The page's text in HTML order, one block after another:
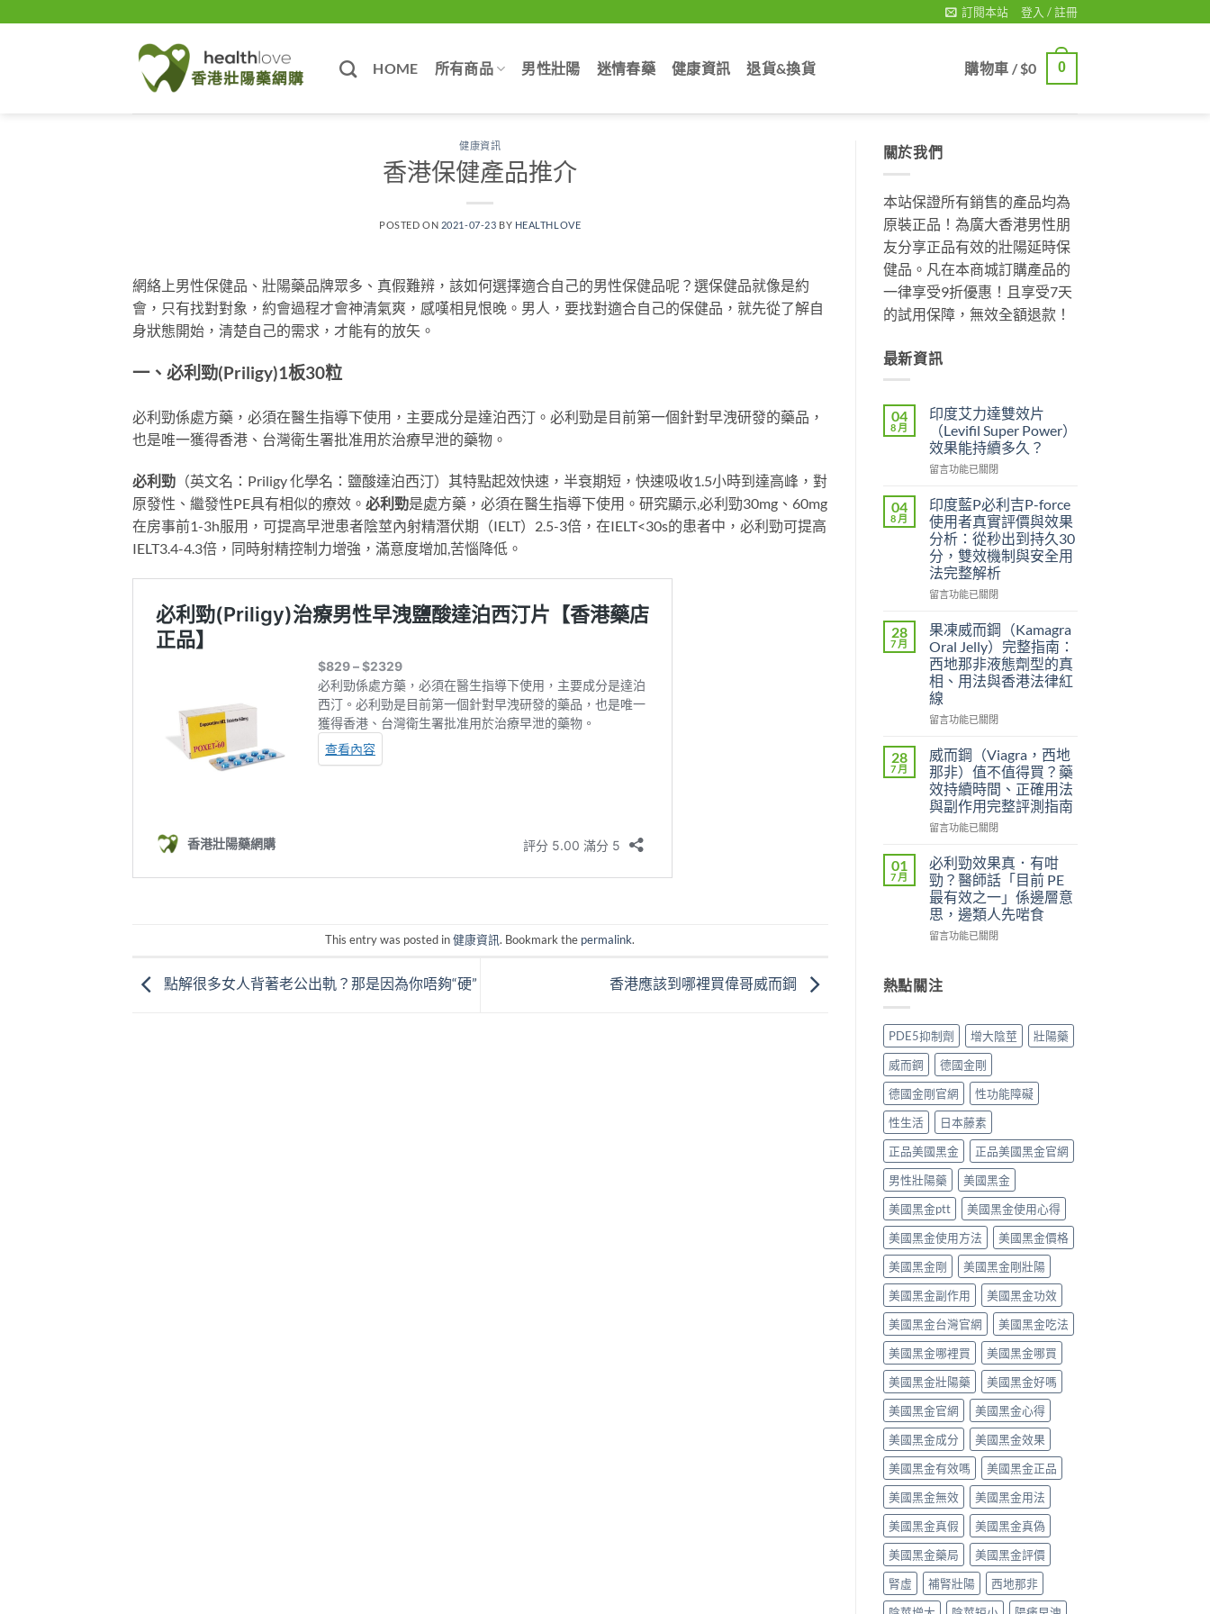
訂閱本站 登入 / 註冊
HOME 所有商品 男性壯陽 迷情春藥 健康資訊 退貨&換貨 購物車 /$0 0
健康資訊
香港保健產品推介
POSTED ON 2021-07-23 BY HEALTHLOVE
網絡上男性保健品、壯陽藥品牌眾多、真假難辨，該如何選擇適合自己的男性保健品呢？選保健品就像是約
會，只有找對對象，約會過程才會神清氣爽，感嘆相見恨晚。男人，要找對適合自己的保健品，就先從了解自
身狀態開始，清楚自己的需求，才能有的放矢。
一、必利勁(Priligy)1板30粒
必利勁係處方藥，必須在醫生指導下使用，主要成分是達泊西汀。必利勁是目前第一個針對早洩研發的藥品，
也是唯一獲得香港、台灣衛生署批准用於治療早泄的藥物。
必利勁 （英文名：Priligy 化學名：鹽酸達泊西汀）其特點起效快速，半衰期短，快速吸收1.5小時到達高峰，對
原發性、繼發性PE具有相似的療效。 必利勁是處方藥，必須在醫生指導下使用。研究顯示,必利勁30mg、60mg
在房事前1-3h服用，可提高早泄患者陰莖內射精潛伏期（IELT）2.5-3倍，在IELT<30s的患者中，必利勁可提高
IELT3.4-4.3倍，同時射精控制力增強，滿意度增加,苦惱降低。
This entry was posted in健康資訊. Bookmark the permalink.
點解很多女人背著老公出軌？那是因為你唔夠“硬” 香港應該到哪裡買偉哥威而鋼
關於我們
本站保證所有銷售的產品均為
原裝正品！為廣大香港男性朋
友分享正品有效的壯陽延時保
健品。凡在本商城訂購產品的
一律享受9折優惠！且享受7天
的試用保障，無效全額退款！
最新資訊
04
8 月
印度艾力達雙效片
（Levifil Super Power）
效果能持續多久？
在
度
艾
力
達
雙
效
片
Super
Power）
效
果
能
持
續
中
留言功能已關閉
04
8 月
印度藍P必利吉P-force
使用者真實評價與效果
分析：從秒出到持久30
分，雙效機制與安全用
法完整解析
在
度
藍
P
必
利
吉
P-
用
者
真
實
評
與
效
果
分
析：
從
到
持
30
分，
雙
機
制
與
安
全
用
法
完
整
解
析〉
中
留言功能已關閉
28
7 月
果凍威而鋼（Kamagra
Oral Jelly）完整指南：
西地那非液態劑型的真
相、用法與香港法律紅
線
在
凍
威
而
鋼
（Kamagra
Oral
完
整
指
南：
西
地
液
態
型
的
真
相、
用
法
與
香
港
法
律
紅
線〉
中
留言功能已關閉
28
7 月
威而鋼（Viagra，西地
那非）值不值得買？藥
效持續時間、正確用法
與副作用完整評測指南
在
而
鋼
（Viagra，
西
地
那
不
值
買？
藥
效
持
續
時
間、
正
確
用
法
與
副
作
用
完
整
評
測
指
南〉
中
留言功能已關閉
01
7 月
必利勁效果真．有咁
勁？醫師話「目前 PE
最有效之一」係邊層意
思，邊類人先啱食
在
勁
效
真．
有
咁
勁？
醫
師
「目
前
PE
最
有
效
之
一」
係
邊
層
意
思，
邊
類
人
先
啱
食〉
中
留言功能已關閉
熱點關注
PDE5抑制劑 增大陰莖
壯陽藥
威而鋼
德國金剛
德國金剛官網
性功能障礙
性生活
日本藤素
正品美國黑金
正品美國黑金官網
男性壯陽藥
美國黑金
美國黑金ptt
美國黑金使用心得
美國黑金使用方法
美國黑金價格
美國黑金剛
美國黑金剛壯陽
美國黑金副作用
美國黑金功效
美國黑金台灣官網
美國黑金吃法
美國黑金哪裡買
美國黑金哪買
美國黑金壯陽藥
美國黑金好嗎
美國黑金官網
美國黑金心得
美國黑金成分
美國黑金效果
美國黑金有效嗎
美國黑金正品
美國黑金無效
美國黑金用法
美國黑金真假
美國黑金真偽
美國黑金藥局
美國黑金評價
腎虛
補腎壯陽
西地那非